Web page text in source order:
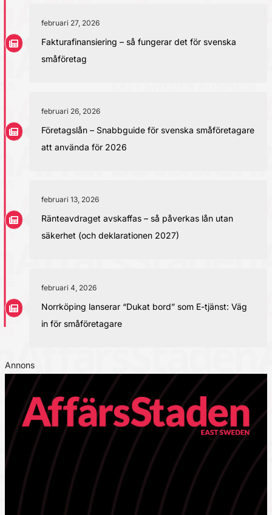
februari 27, 2026
Fakturafinansiering – så fungerar det för svenska
småföretag
februari 26, 2026
Företagslån – Snabbguide för svenska småföretagare
att använda för 2026
februari 13, 2026
Ränteavdraget avskaffas – så påverkas lån utan
säkerhet (och deklarationen 2027)
februari 4, 2026
Norrköping lanserar “Dukat bord” som E-tjänst: Väg
in för småföretagare
Annons